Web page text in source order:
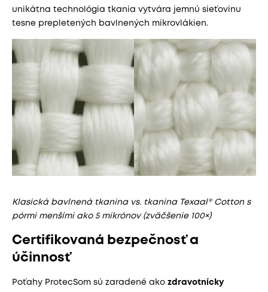
unikátna technológia tkania vytvára jemnú sieťovinu
tesne prepletených bavlnených mikrovlákien.
Klasická bavlnená tkanina vs. tkanina Texaal® Cotton s
pórmi menšími ako 5 mikrónov (zväčšenie 100×)
Certifikovaná bezpečnosť a
účinnosť
Poťahy ProtecSom sú zaradené ako zdravotnícky